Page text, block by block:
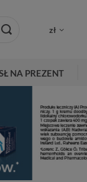
zł
NA PREZENT